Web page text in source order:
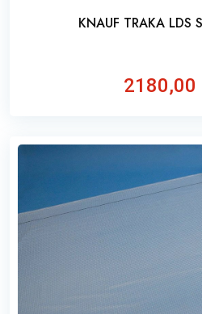
KNAUF TRAKA LDS
2180,00